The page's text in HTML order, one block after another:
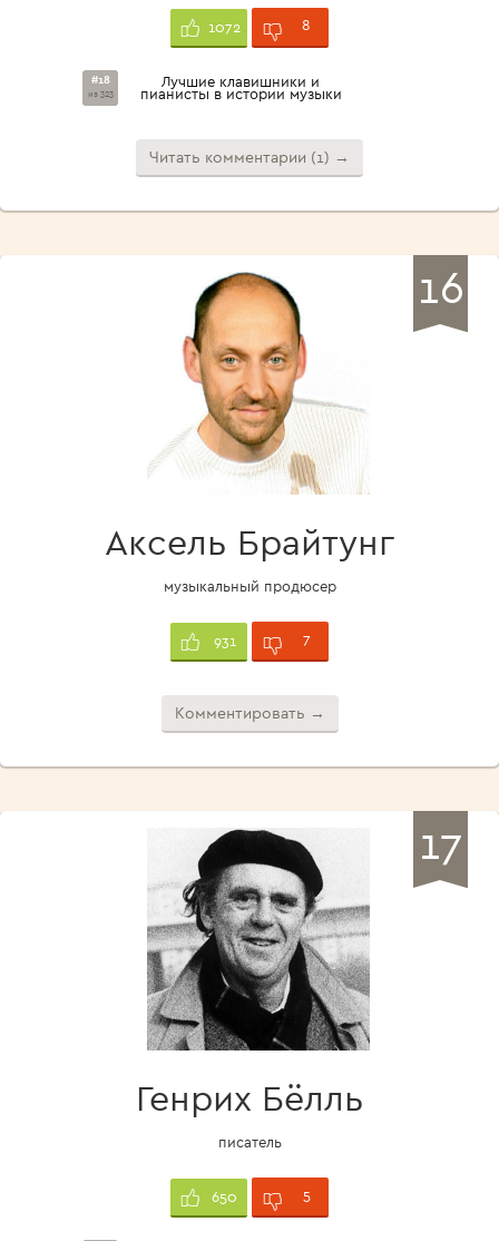
1072 8
#18
из 323
Лучшие клавишники и
пианисты в истории музыки
Читать комментарии (1) →
16
Аксель Брайтунг
музыкальный продюсер
931 7
Комментировать →
17
Генрих Бёлль
писатель
650 5